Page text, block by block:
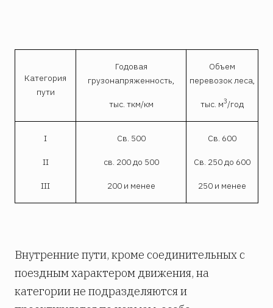
Категория
пути
Годовая
грузонапряженность,
тыс. ткм/км
Объем
перевозок леса,
тыс. м3/год
I
II
III
Св. 500
св. 200 до 500
200 и менее
Св. 600
Св. 250 до 600
250 и менее
Внутренние пути, кроме соединительных с
поездным характером движения, на
категории не подразделяются и